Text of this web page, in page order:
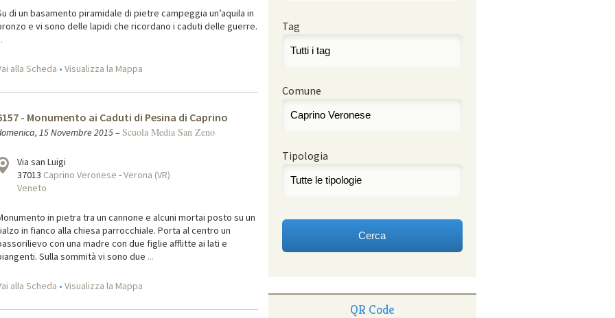
di un basamento piramidale di pietre campeggia un’aquila in
e vi sono delle lapidi che ricordano i caduti delle guerre.
alla Scheda • Visualizza la Mappa
- Monumento ai Caduti di Pesina di Caprino
15 Novembre 2015–Scuola Media San Zeno
Via san Luigi
37013 Caprino Veronese -Verona (VR)
Veneto
in pietra tra un cannone e alcuni mortai posto su un
in fianco alla chiesa parrocchiale. Porta al centro un
con una madre con due figlie afflitte ai lati e
Sulla sommità vi sono due ...
alla Scheda • Visualizza la Mappa
Tag
Comune
Tipologia
QR Code